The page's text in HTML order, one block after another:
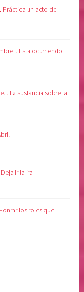
Práctica un acto de
Esta ocurriendo
La sustancia sobre la
ir la ira
los roles que